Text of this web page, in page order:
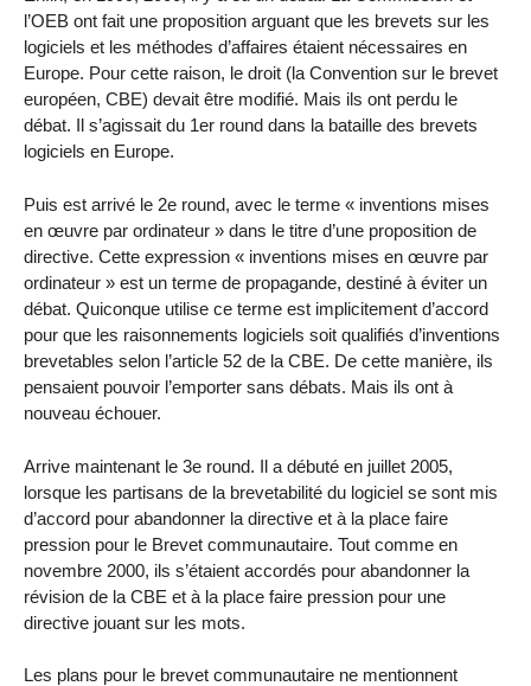
l’OEB ont fait une proposition arguant que les brevets sur les
logiciels et les méthodes d’affaires étaient nécessaires en
Europe. Pour cette raison, le droit (la Convention sur le brevet
européen, CBE) devait être modifié. Mais ils ont perdu le
débat. Il s’agissait du 1er round dans la bataille des brevets
logiciels en Europe.
Puis est arrivé le 2e round, avec le terme « inventions mises
en œuvre par ordinateur » dans le titre d’une proposition de
directive. Cette expression « inventions mises en œuvre par
ordinateur » est un terme de propagande, destiné à éviter un
débat. Quiconque utilise ce terme est implicitement d’accord
pour que les raisonnements logiciels soit qualifiés d’inventions
brevetables selon l’article 52 de la CBE. De cette manière, ils
pensaient pouvoir l’emporter sans débats. Mais ils ont à
nouveau échouer.
Arrive maintenant le 3e round. Il a débuté en juillet 2005,
lorsque les partisans de la brevetabilité du logiciel se sont mis
d’accord pour abandonner la directive et à la place faire
pression pour le Brevet communautaire. Tout comme en
novembre 2000, ils s’étaient accordés pour abandonner la
révision de la CBE et à la place faire pression pour une
directive jouant sur les mots.
Les plans pour le brevet communautaire ne mentionnent